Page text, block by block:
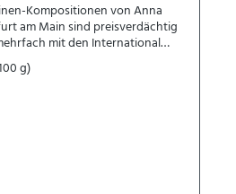
Kompositionen von Anna
am Main sind preisverdächtig
mit den International
DACH-Region ausgezeichnet.
Auswahl
Auswahl enthält:9 Pralinen
aus der Pâtisserie Anna
g)